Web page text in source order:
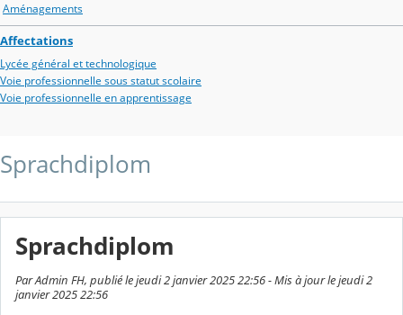
Aménagements
Affectations
Lycée général et technologique
Voie professionnelle sous statut scolaire
Voie professionnelle en apprentissage
Sprachdiplom
Sprachdiplom
Par Admin FH, publié le jeudi 2 janvier 2025 22:56 - Mis à jour le jeudi 2
janvier 2025 22:56